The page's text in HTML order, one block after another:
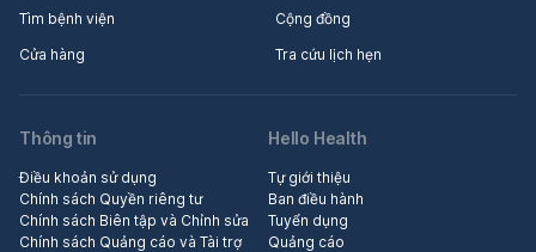
Tìm bệnh viện
Cộng đồng
Cửa hàng
Tra cứu lịch hẹn
Thông tin
Điều khoản sử dụng
Chính sách Quyền riêng tư
Chính sách Biên tập và Chỉnh sửa
Chính sách Quảng cáo và Tài trợ
Hello Health
Tự giới thiệu
Ban điều hành
Tuyển dụng
Quảng cáo